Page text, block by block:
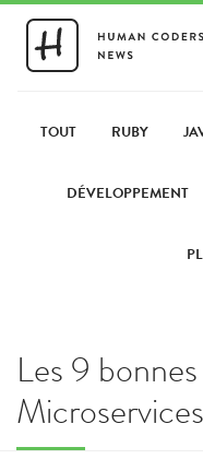
TOUT RUBY
DÉVELOPPEMENT
Les 9
Microservices